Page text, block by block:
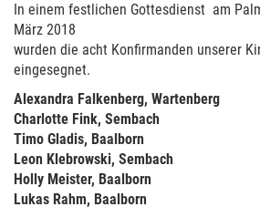
In einem festlichen Gottesdienst am
März 2018
wurden die acht Konfirmanden unserer
eingesegnet.
Alexandra Falkenberg, Wartenberg
Charlotte Fink, Sembach
Timo Gladis, Baalborn
Leon Klebrowski, Sembach
Holly Meister, Baalborn
Lukas Rahm, Baalborn